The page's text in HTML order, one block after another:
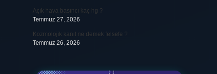
Açık hava basıncı kaç hg ?
Temmuz 27, 2026
Kozmolojik kanıt ne demek felsefe ?
Temmuz 26, 2026